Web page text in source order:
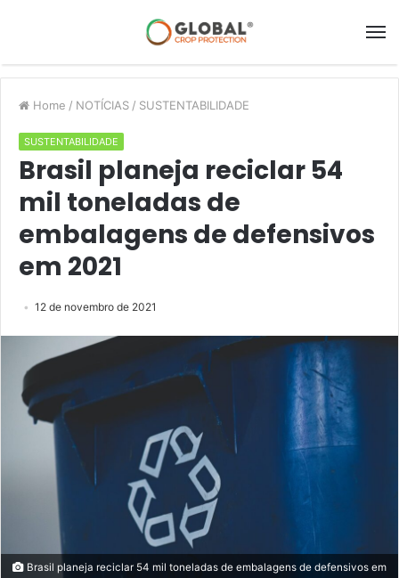
Home / NOTÍCIAS / SUSTENTABILIDADE
SUSTENTABILIDADE
Brasil planeja reciclar 54
mil toneladas de
embalagens de defensivos
em 2021
12 de novembro de 2021
Brasil planeja reciclar 54 mil toneladas de embalagens de defensivos em